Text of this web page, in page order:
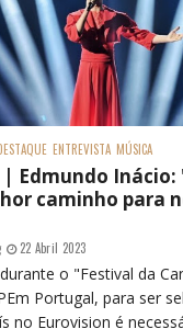
ENTREVISTA MÚSICA
| Edmundo
caminho para
22 Abril 2023
o "Festival da
Portugal, para ser
no Eurovision é